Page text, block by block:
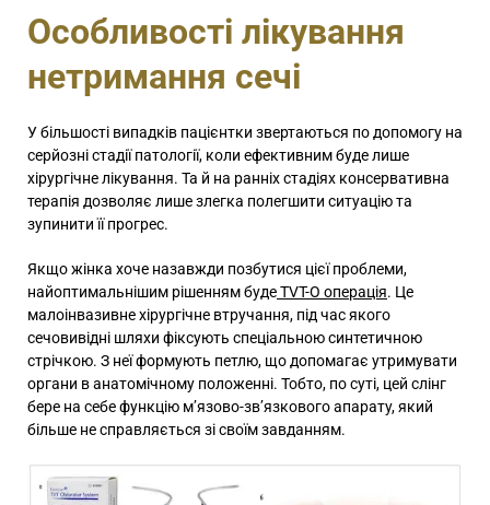
Особливості лікування
нетримання сечі
У більшості випадків пацієнтки звертаються по допомогу на
серйозні стадії патології, коли ефективним буде лише
хірургічне лікування. Та й на ранніх стадіях консервативна
терапія дозволяє лише злегка полегшити ситуацію та
зупинити її прогрес.
Якщо жінка хоче назавжди позбутися цієї проблеми,
найоптимальнішим рішенням будеTVT-O операція. Це
малоінвазивне хірургічне втручання, під час якого
сечовивідні шляхи фіксують спеціальною синтетичною
стрічкою. З неї формують петлю, що допомагає утримувати
органи в анатомічному положенні. Тобто, по суті, цей слінг
бере на себе функцію м’язово-зв’язкового апарату, який
більше не справляється зі своїм завданням.